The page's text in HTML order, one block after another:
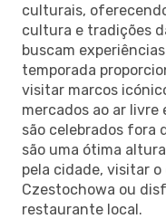
culturais,
cultura e tradições
buscam
temporada
visitar marcos
mercados ao ar
são celebrados fora
são uma ótima
pela cidade, visitar
Czestochowa ou
restaurante local.